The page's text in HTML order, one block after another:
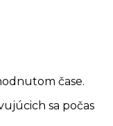
čase.
sa počas